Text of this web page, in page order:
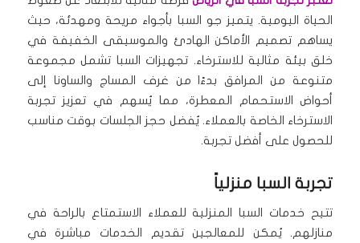
الحياة اليومية. يتميز جو السبا بأجواء مريحة ومهدئة، حيث
يساهم تصميم الأماكن الهادئ والموسيقى الخفيفة في
خلق بيئة مثالية للاسترخاء. تجهيزات السبا تشمل مجموعة
متنوعة من المرافق بدءًا من غرف المساج والساونا إلى
أحواض الاستحمام المعطرة، مما يُسهم في تعزيز تجربة
الاسترخاء الخاصة بالعملاء. يُفضل حجز الجلسات بوقت مناسب
للحصول على أفضل تجربة.
تجربة السبا منزلياً
تتيح خدمات السبا المنزلية للعملاء الاستمتاع بالراحة في
منازلهم. يُمكن للمعالجين تقديم الخدمات مباشرة في